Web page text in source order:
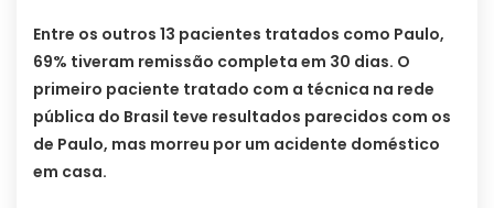
Entre os outros 13 pacientes tratados como Paulo,
69% tiveram remissão completa em 30 dias. O
primeiro paciente tratado com a técnica na rede
pública do Brasil teve resultados parecidos com os
de Paulo, mas morreu por um acidente doméstico
em casa.